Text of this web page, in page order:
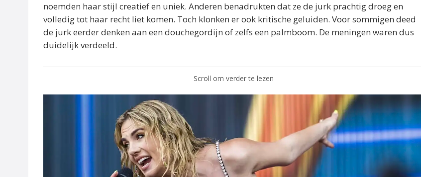
noemden haar stijl creatief en uniek. Anderen benadrukten dat ze de jurk prachtig droeg en
volledig tot haar recht liet komen. Toch klonken er ook kritische geluiden. Voor sommigen deed
de jurk eerder denken aan een douchegordijn of zelfs een palmboom. De meningen waren dus
duidelijk verdeeld.
Scroll om verder te lezen